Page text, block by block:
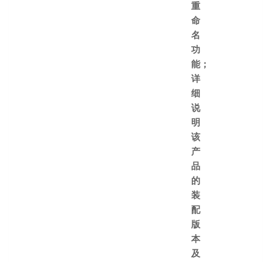
重
命
名
功
能；
详
细
说
明
该
产
品
的
装
配
版
本
及